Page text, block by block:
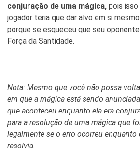
conjuração de uma mágica, pois isso
jogador teria que dar alvo em si
porque se esqueceu que seu
Força da Santidade.
Nota: Mesmo que você não possa
em que a mágica está sendo
que aconteceu enquanto ela era
para a resolução de uma mágica que
legalmente se o erro ocorreu enquanto
resolvia.